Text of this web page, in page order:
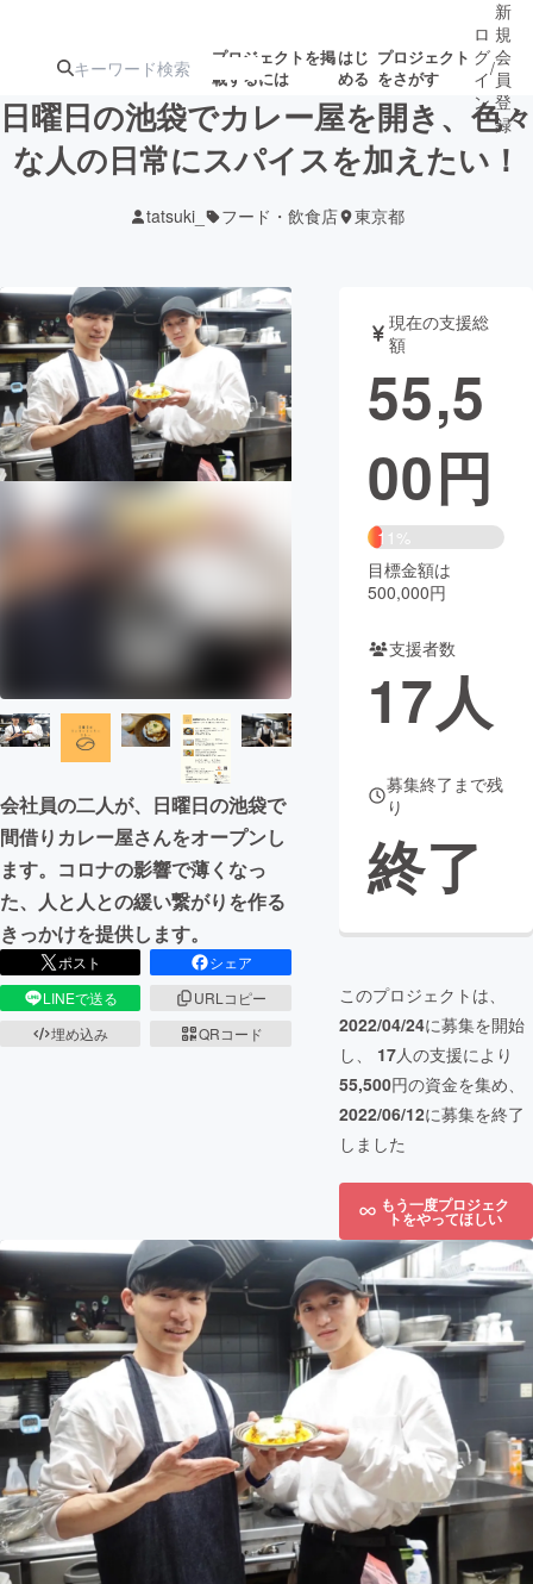
プロジェクトを掲
載するには
はじ
める
プロジェクト
をさがす
ターン
ジェクト
募集終了が近いプ
ロジェクト
アート・写真 音楽
テクノロジー・ガジェット ゲーム・
映像・映画 書籍・雑誌
ビジネス・起業 チャレンジ
CAMPFIRE for Social Good
CAMPFIRE Creation
CAMPFIREふるさと納税machi-ya コミュニティ
ロ
グ
イ
ン
/
新
規
会
員
登
録
日曜日の池袋でカレー屋を開き、色々
な人の日常にスパイスを加えたい！
tatsuki_ フード・飲食店 東京都
会社員の二人が、日曜日の池袋で
間借りカレー屋さんをオープンし
ます。コロナの影響で薄くなっ
た、人と人との緩い繋がりを作る
きっかけを提供します。
ポスト
シェア
LINEで送る
URLコピー
埋め込み
QRコード
現在の支援総
額
55,5
00円
11%
目標金額は
500,000円
支援者数
17人
募集終了まで残
り
終了
このプロジェクトは、
2022/04/24に募集を開始
し、 17人の支援により
55,500円の資金を集め、
2022/06/12に募集を終了
しました
もう一度プロジェク
トをやってほしい